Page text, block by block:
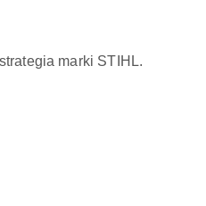
marki STIHL.